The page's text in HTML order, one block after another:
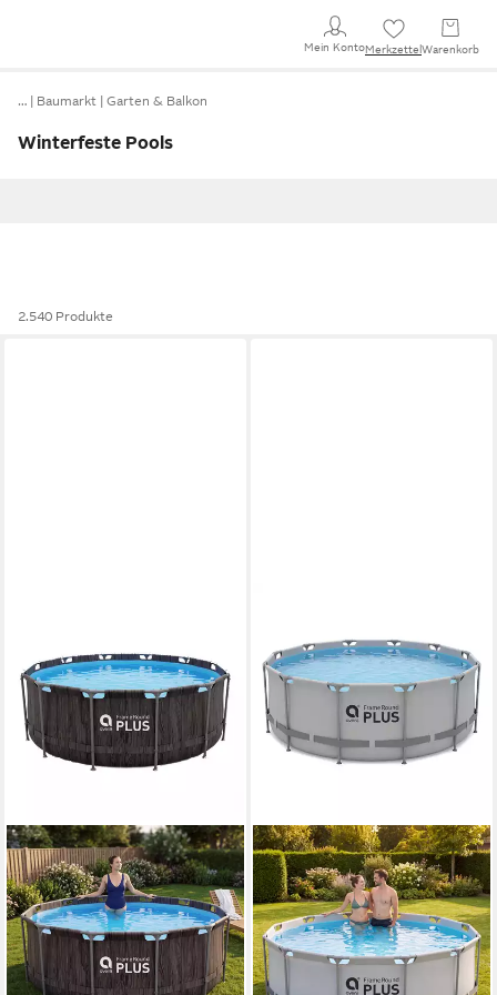
Mein KontoMerkzettel Warenkorb
… Baumarkt Garten & Balkon
Winterfeste Pools
2.540 Produkte